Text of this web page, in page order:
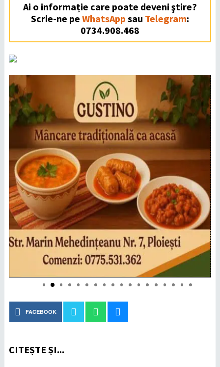
Ai o informație care poate deveni ştire?
Scrie-ne pe WhatsApp sau Telegram:
0734.908.468
FACEBOOK
CITEȘTE ȘI...